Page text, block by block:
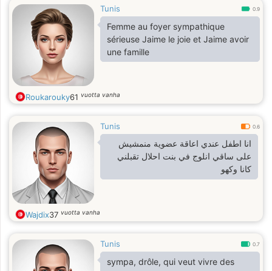
Tunis 0.9
Femme au foyer sympathique
sérieuse Jaime le joie et Jaime avoir
une famille
Roukarouky61 vuotta vanha
Tunis 0.6
انا اطفل عندي اعاقة عضوية منمشيش
على ساقي انلوج في بنت احلال تقبلني
كانا وكهو
Wajdix37 vuotta vanha
Tunis 0.7
sympa, drôle, qui veut vivre des